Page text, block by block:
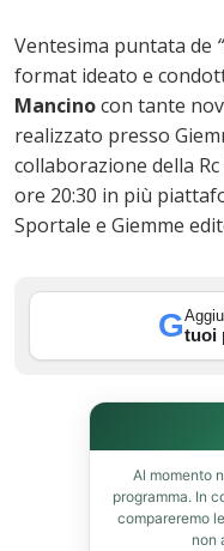
Ventesima puntata de
format ideato e
Mancinocon tante
realizzato presso
collaborazione della
ore 20:30 in più
Sportale e Giemme
Gtuoi
Al momento
programma. In
compareremo
non